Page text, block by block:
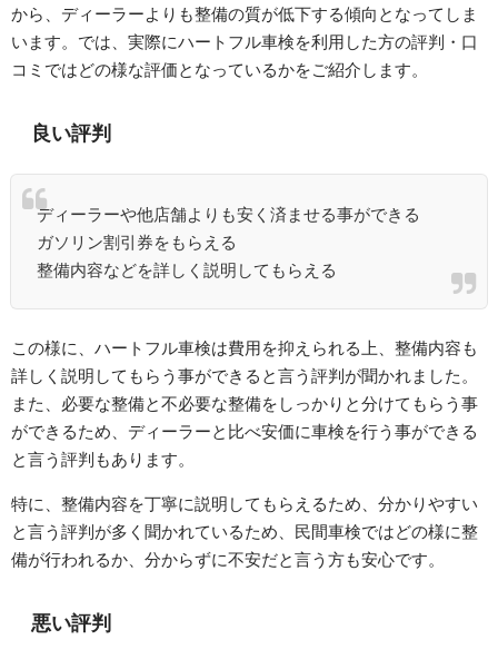
から、ディーラーよりも整備の質が低下する傾向となってしま
います。では、実際にハートフル車検を利用した方の評判・口
コミではどの様な評価となっているかをご紹介します。
良い評判
ディーラーや他店舗よりも安く済ませる事ができる
ガソリン割引券をもらえる
整備内容などを詳しく説明してもらえる
この様に、ハートフル車検は費用を抑えられる上、整備内容も
詳しく説明してもらう事ができると言う評判が聞かれました。
また、必要な整備と不必要な整備をしっかりと分けてもらう事
ができるため、ディーラーと比べ安価に車検を行う事ができる
と言う評判もあります。
特に、整備内容を丁寧に説明してもらえるため、分かりやすい
と言う評判が多く聞かれているため、民間車検ではどの様に整
備が行われるか、分からずに不安だと言う方も安心です。
悪い評判